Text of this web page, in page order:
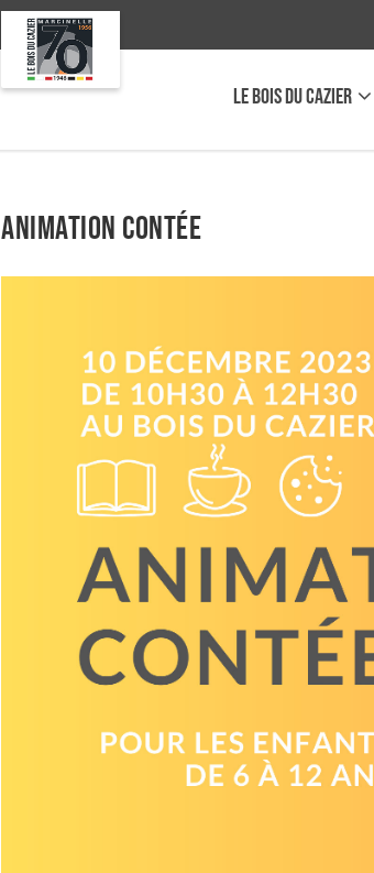
LE BOIS DU CAZIER
Animation contée